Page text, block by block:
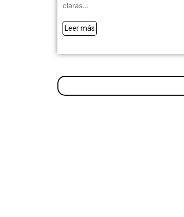
claras...
Leer más